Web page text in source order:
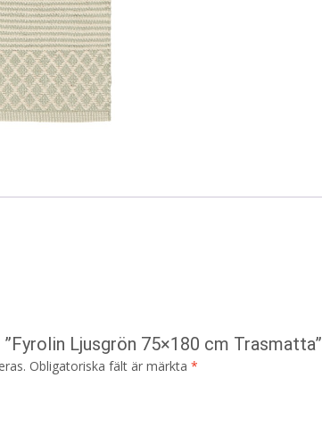
Ljusgrön 75×180 cm Trasmatta”
Obligatoriska fält är märkta *